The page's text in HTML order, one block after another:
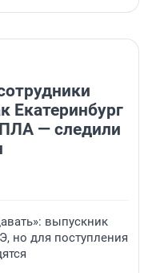
Екатеринбург
— следили
выпускник
но для поступления